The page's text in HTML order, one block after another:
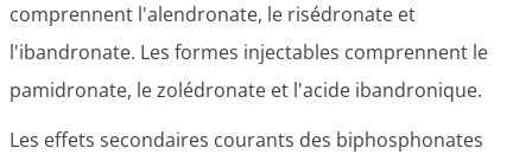
comprennent l'alendronate, le risédronate et
l'ibandronate. Les formes injectables comprennent le
pamidronate, le zolédronate et l'acide ibandronique.
Les effets secondaires courants des biphosphonates